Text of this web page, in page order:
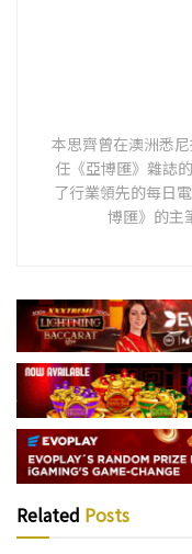
本思齊曾在澳洲悉
任《亞博匯》雜誌
了行業領先的每日
博匯》的主
Related Posts